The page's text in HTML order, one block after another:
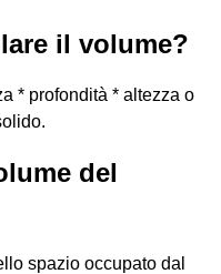
il volume?
* profondità * altezza o
del
spazio occupato dal